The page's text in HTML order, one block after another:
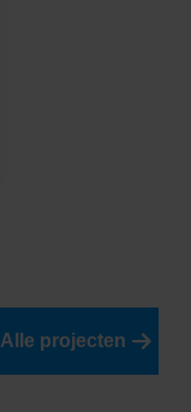
Alle projecten